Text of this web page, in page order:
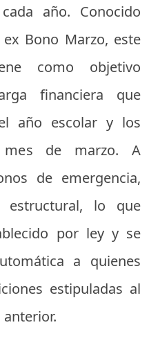
año. Conocido
Bono Marzo, este
como objetivo
financiera que
año escolar y los
mes de marzo. A
de emergencia,
lo que
por ley y se
a quienes
estipuladas al